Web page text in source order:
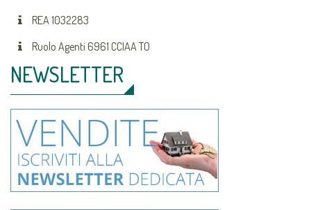
REA 1032283
Ruolo Agenti 6961 CCIAA TO
NEWSLETTER